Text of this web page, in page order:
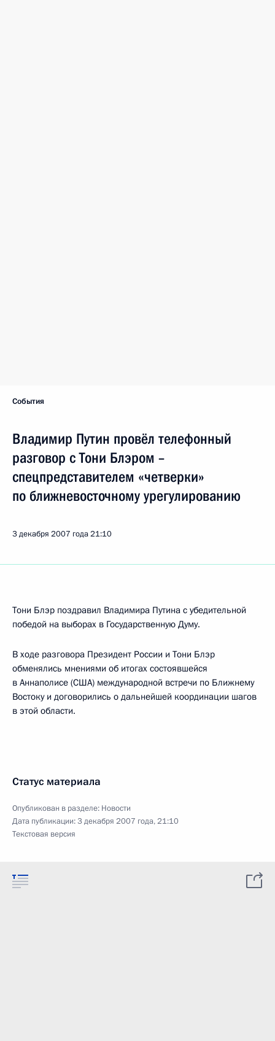
События
Владимир Путин провёл телефонный
разговор с Тони Блэром –
спецпредставителем «четверки»
по ближневосточному урегулированию
3 декабря 2007 года21:10
Тони Блэр поздравил Владимира Путина с убедительной
победой на выборах в Государственную Думу.
В ходе разговора Президент России и Тони Блэр
обменялись мнениями об итогах состоявшейся
в Аннаполисе (США) международной встречи по Ближнему
Востоку и договорились о дальнейшей координации шагов
в этой области.
Статус материала
Опубликован в разделе: Новости
Дата публикации:3 декабря 2007 года, 21:10
Текстовая версия